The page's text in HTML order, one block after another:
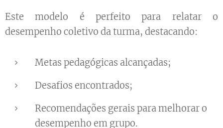
Este modelo é perfeito para relatar o
desempenho coletivo da turma, destacando:
Metas pedagógicas alcançadas;
Desafios encontrados;
Recomendações gerais para melhorar o
desempenho em grupo.